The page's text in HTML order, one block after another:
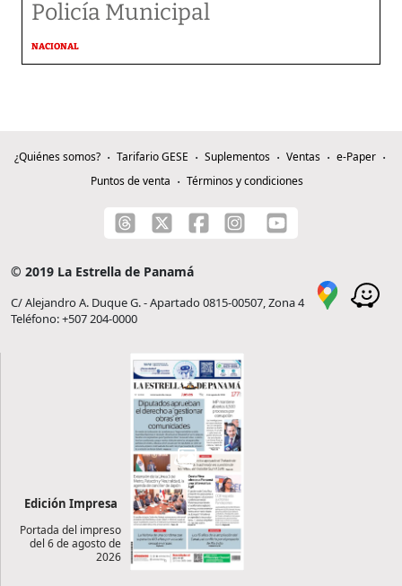
Policía Municipal
NACIONAL
¿Quiénes somos? Tarifario GESE Suplementos Ventas
e-Paper
Puntos de venta
Términos y condiciones
© 2019 La Estrella de Panamá
C/ Alejandro A. Duque G. - Apartado 0815-00507, Zona 4
Teléfono: +507 204-0000
Edición Impresa
Portada del impreso
del 6 de agosto de
2026